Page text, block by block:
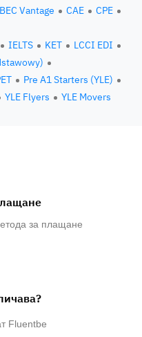
BEC Vantage CAE
CPE
IELTS KET
LCCI EDI
Pre A1 Starters (YLE)
YLE Flyers YLE Movers
за плащане
Fluentbe